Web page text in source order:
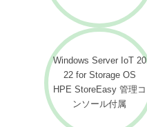
Windows Server IoT 20
22 for Storage OS
HPE StoreEasy 管理コ
ンソール付属